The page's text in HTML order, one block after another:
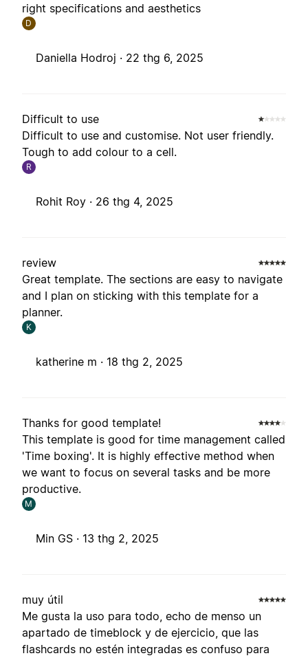
right specifications and aesthetics
D
Daniella Hodroj · 22 thg 6, 2025
Difficult to use
Difficult to use and customise. Not user friendly.
Tough to add colour to a cell.
R
Rohit Roy · 26 thg 4, 2025
review
Great template. The sections are easy to navigate
and I plan on sticking with this template for a
planner.
K
katherine m · 18 thg 2, 2025
Thanks for good template!
This template is good for time management called
'Time boxing'. It is highly effective method when
we want to focus on several tasks and be more
productive.
M
Min GS · 13 thg 2, 2025
muy útil
Me gusta la uso para todo, echo de menso un
apartado de timeblock y de ejercicio, que las
flashcards no estén integradas es confuso para